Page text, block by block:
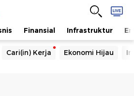
Finansial Infrastruktur
Cari(in) Kerja Ekonomi Hijau